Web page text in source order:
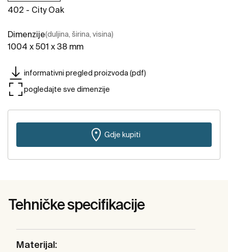
402 - City Oak
Dimenzije(duljina, širina, visina)
1004 x 501 x 38 mm
informativni pregled proizvoda (pdf)
pogledajte sve dimenzije
Gdje kupiti
Tehničke specifikacije
Materijal: